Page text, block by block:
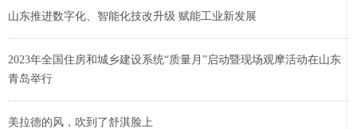
山东推进数字化、智能化技改升级 赋能工业新发展
2023年全国住房和城乡建设系统“质量月”启动暨现场观摩活动在山东
青岛举行
美拉德的风，吹到了舒淇脸上